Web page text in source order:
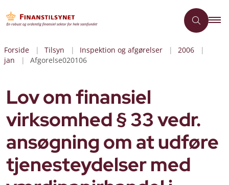
Forside Tilsyn Inspektion og afgørelser
2006
jan
Afgorelse020106
Lov om finansiel
virksomhed § 33 vedr.
ansøgning om at udføre
tjenesteydelser med